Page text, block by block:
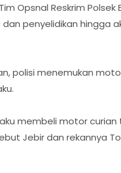
Opsnal Reskrim Polsek
dan penyelidikan
polisi menemukan
membeli motor
Jebir dan rekannya